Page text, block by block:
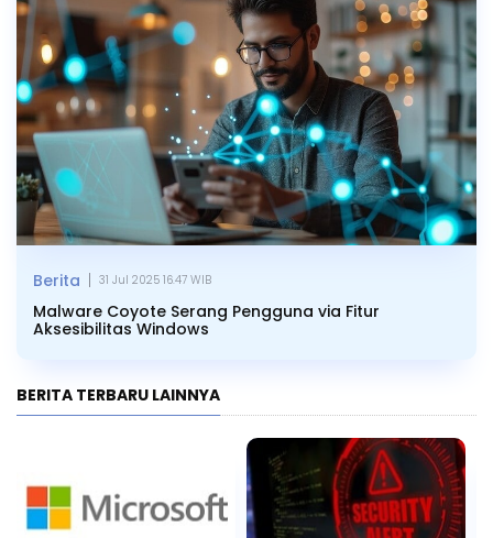
Malware Coyote Serang Pengguna via Fitur
Aksesibilitas Windows
Berita | 31 Jul 2025 16.47 WIB
BERITA TERBARU LAINNYA